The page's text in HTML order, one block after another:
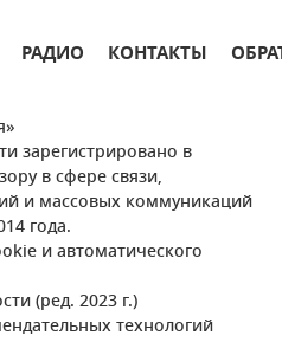
РАДИО КОНТАКТЫ
зарегистрировано в
в сфере связи,
и массовых коммуникаций
года.
и автоматического
(ред. 2023 г.)
технологий